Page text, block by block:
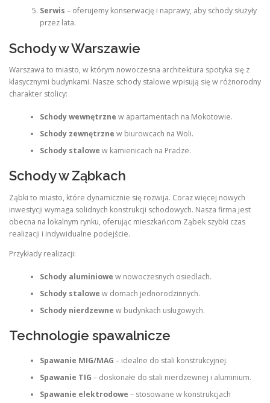
Serwis – oferujemy konserwację i naprawy, aby schody służyły
przez lata.
Schody w Warszawie
Warszawa to miasto, w którym nowoczesna architektura spotyka się z
klasycznymi budynkami. Nasze schody stalowe wpisują się w różnorodny
charakter stolicy:
Schody wewnętrzne w apartamentach na Mokotowie.
Schody zewnętrzne w biurowcach na Woli.
Schody stalowe w kamienicach na Pradze.
Schody w Ząbkach
Ząbki to miasto, które dynamicznie się rozwija. Coraz więcej nowych
inwestycji wymaga solidnych konstrukcji schodowych. Nasza firma jest
obecna na lokalnym rynku, oferując mieszkańcom Ząbek szybki czas
realizacji i indywidualne podejście.
Przykłady realizacji:
Schody aluminiowe w nowoczesnych osiedlach.
Schody stalowe w domach jednorodzinnych.
Schody nierdzewne w budynkach usługowych.
Technologie spawalnicze
Spawanie MIG/MAG – idealne do stali konstrukcyjnej.
Spawanie TIG – doskonałe do stali nierdzewnej i aluminium.
Spawanie elektrodowe – stosowane w konstrukcjach